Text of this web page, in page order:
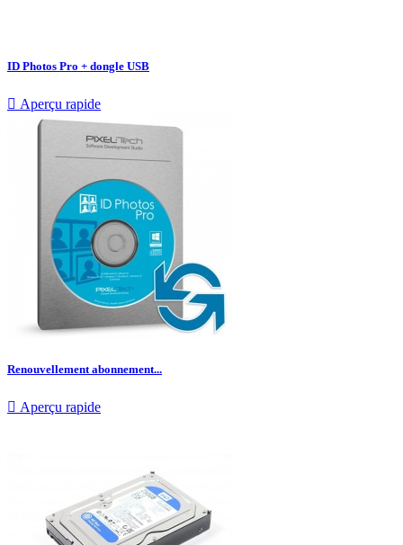
ID Photos Pro + dongle USB
 Aperçu rapide
Renouvellement abonnement...
 Aperçu rapide